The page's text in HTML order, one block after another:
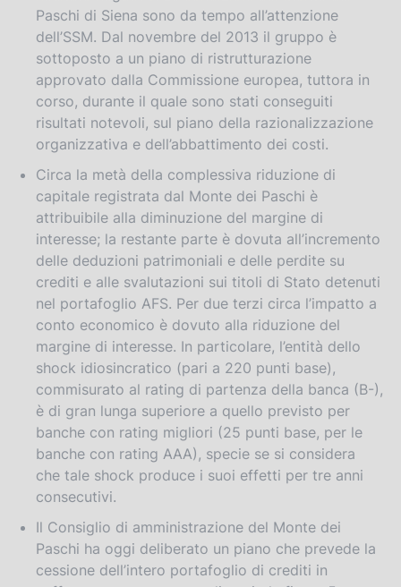
Paschi di Siena sono da tempo all’attenzione
dell’SSM. Dal novembre del 2013 il gruppo è
sottoposto a un piano di ristrutturazione
approvato dalla Commissione europea, tuttora in
corso, durante il quale sono stati conseguiti
risultati notevoli, sul piano della razionalizzazione
organizzativa e dell’abbattimento dei costi.
Circa la metà della complessiva riduzione di
capitale registrata dal Monte dei Paschi è
attribuibile alla diminuzione del margine di
interesse; la restante parte è dovuta all’incremento
delle deduzioni patrimoniali e delle perdite su
crediti e alle svalutazioni sui titoli di Stato detenuti
nel portafoglio AFS. Per due terzi circa l’impatto a
conto economico è dovuto alla riduzione del
margine di interesse. In particolare, l’entità dello
shock idiosincratico (pari a 220 punti base),
commisurato al rating di partenza della banca (B-),
è di gran lunga superiore a quello previsto per
banche con rating migliori (25 punti base, per le
banche con rating AAA), specie se si considera
che tale shock produce i suoi effetti per tre anni
consecutivi.
Il Consiglio di amministrazione del Monte dei
Paschi ha oggi deliberato un piano che prevede la
cessione dell’intero portafoglio di crediti in